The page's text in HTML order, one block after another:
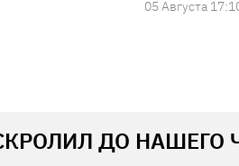
05 Августа
ДО НАШЕГО